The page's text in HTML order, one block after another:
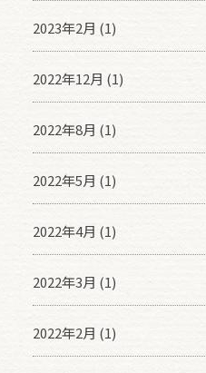
2023年2月 (1)
2022年12月 (1)
2022年8月 (1)
2022年5月 (1)
2022年4月 (1)
2022年3月 (1)
2022年2月 (1)